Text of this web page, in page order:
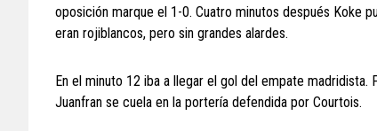
oposición marque el 1-0. Cuatro minutos después Koke
eran rojiblancos, pero sin grandes alardes.
En el minuto 12 iba a llegar el gol del empate
Juanfran se cuela en la portería defendida por Courtois.